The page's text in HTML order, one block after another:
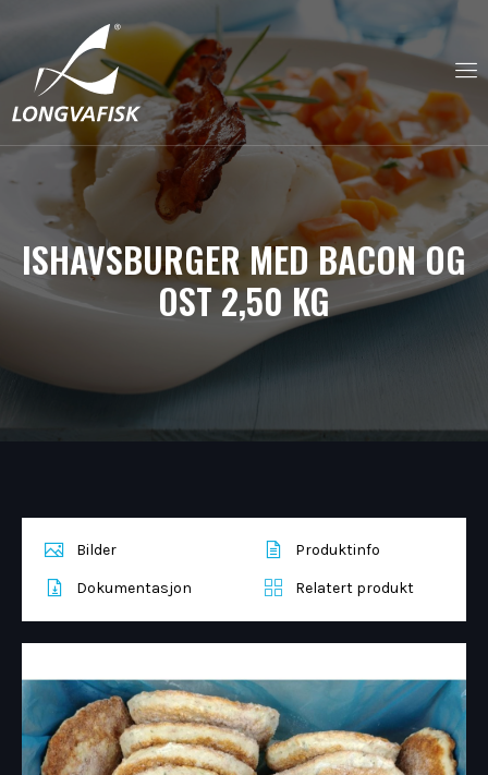
ISHAVSBURGER MED BACON OG
OST 2,50 KG
Bilder Produktinfo
Dokumentasjon Relatert produkt